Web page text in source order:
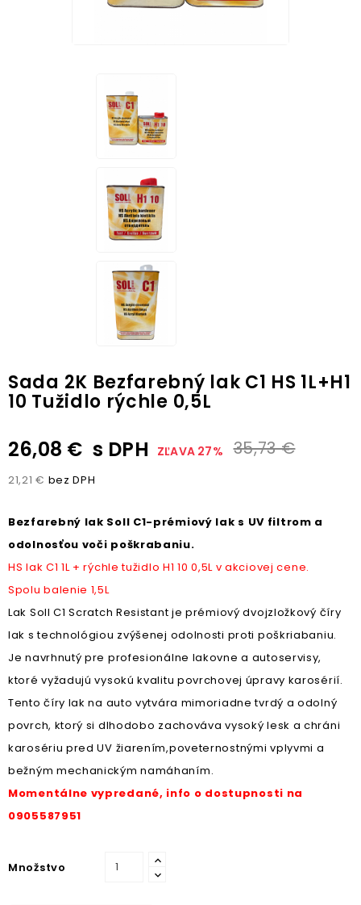
Sada 2K Bezfarebný lak C1 HS 1L+H1
10 Tužidlo rýchle 0,5L
26,08 € s DPH ZĽAVA 27% 35,73 €
21,21 € bez DPH
Bezfarebný lak Soll C1-prémiový lak s UV filtrom a
odolnosťou voči poškrabaniu.
HS lak C1 1L + rýchle tužidlo H1 10 0,5L v akciovej cene.
Spolu balenie 1,5L
Lak Soll C1 Scratch Resistant je prémiový dvojzložkový číry
lak s technológiou zvýšenej odolnosti proti poškriabaniu.
Je navrhnutý pre profesionálne lakovne a autoservisy,
ktoré vyžadujú vysokú kvalitu povrchovej úpravy karosérií.
Tento číry lak na auto vytvára mimoriadne tvrdý a odolný
povrch, ktorý si dlhodobo zachováva vysoký lesk a chráni
karosériu pred UV žiarením,poveternostnými vplyvmi a
bežným mechanickým namáhaním.
Momentálne vypredané, info o dostupnosti na
0905587951
Množstvo